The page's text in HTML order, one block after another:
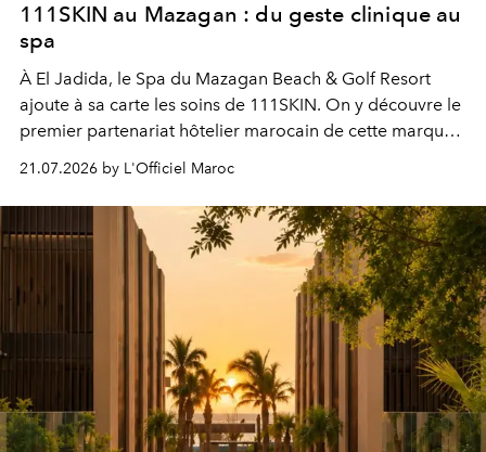
111SKIN au Mazagan : du geste clinique au
spa
À El Jadida, le Spa du Mazagan Beach & Golf Resort
ajoute à sa carte les soins de 111SKIN. On y découvre le
premier partenariat hôtelier marocain de cette marque
britannique, née dans un cabinet de chirurgie plastique
londonien et construite depuis autour d'un actif breveté,
le complexe NAC Y2™.
21.07.2026 by L'Officiel Maroc